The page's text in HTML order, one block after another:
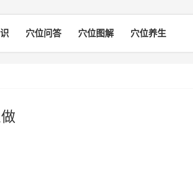
穴位问答 穴位图解 穴位养生